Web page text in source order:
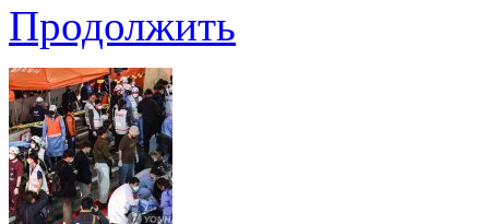
Продолжить